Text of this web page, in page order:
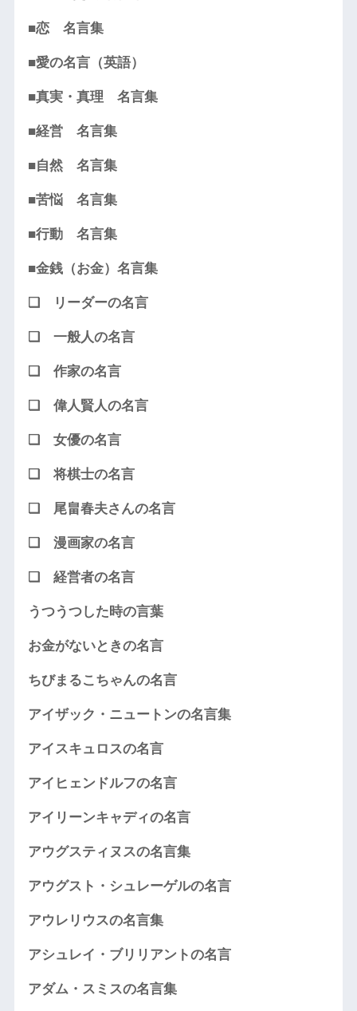
■恋 名言集
■愛の名言（英語）
■真実・真理 名言集
■経営 名言集
■自然 名言集
■苦悩 名言集
■行動 名言集
■金銭（お金）名言集
❏ リーダーの名言
❏ 一般人の名言
❏ 作家の名言
❏ 偉人賢人の名言
❏ 女優の名言
❏ 将棋士の名言
❏ 尾畠春夫さんの名言
❏ 漫画家の名言
❏ 経営者の名言
うつうつした時の言葉
お金がないときの名言
ちびまるこちゃんの名言
アイザック・ニュートンの名言集
アイスキュロスの名言
アイヒェンドルフの名言
アイリーンキャディの名言
アウグスティヌスの名言集
アウグスト・シュレーゲルの名言
アウレリウスの名言集
アシュレイ・ブリリアントの名言
アダム・スミスの名言集